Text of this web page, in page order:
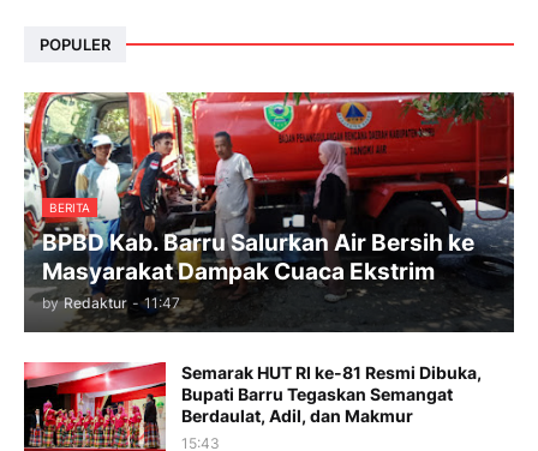
POPULER
BERITA
BPBD Kab. Barru Salurkan Air Bersih ke
Masyarakat Dampak Cuaca Ekstrim
by Redaktur - 11:47
Semarak HUT RI ke-81 Resmi Dibuka,
Bupati Barru Tegaskan Semangat
Berdaulat, Adil, dan Makmur
15:43